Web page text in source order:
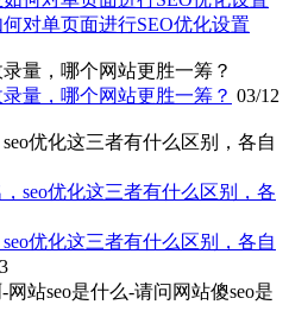
对单页面进行SEO优化设置
量，哪个网站更胜一筹？
量，哪个网站更胜一筹？ 03/12
优化这三者有什么区别，各自
优化这三者有什么区别，各自
网站seo是什么-请问网站傻seo是